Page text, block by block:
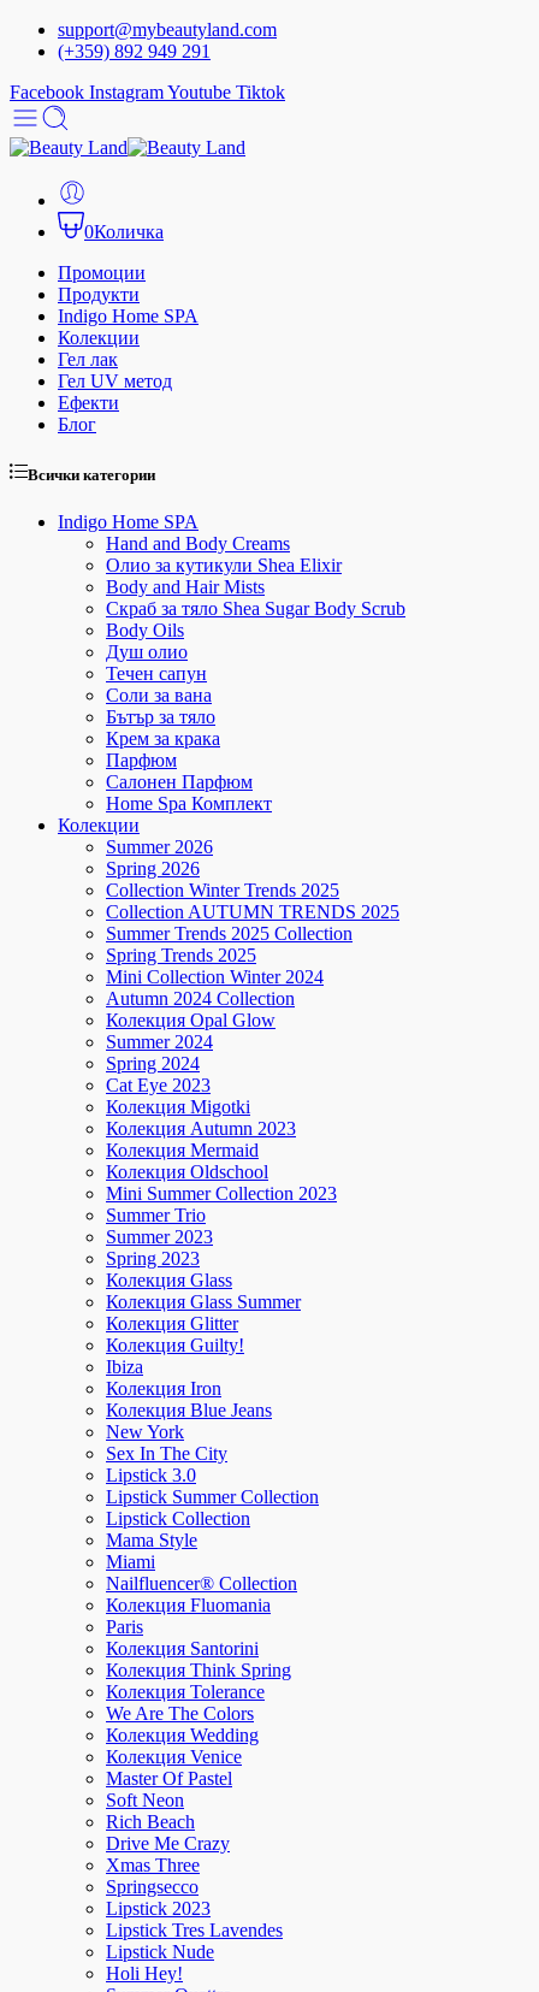
support@mybeautyland.com
(+359) 892 949 291
Facebook InstagramYoutube Tiktok
0Количка
Промоции
Продукти
Indigo Home SPA
Колекции
Гел лак
Гел UV метод
Ефекти
Блог
Всички категории
Indigo Home SPA
Hand and Body Creams
Олио за кутикули Shea Elixir
Body and Hair Mists
Скраб за тяло Shea Sugar Body Scrub
Body Oils
Душ олио
Течен сапун
Соли за вана
Бътър за тяло
Крем за крака
Парфюм
Салонен Парфюм
Home Spa Комплект
Колекции
Summer 2026
Spring 2026
Collection Winter Trends 2025
Collection AUTUMN TRENDS 2025
Summer Trends 2025 Collection
Spring Trends 2025
Mini Collection Winter 2024
Autumn 2024 Collection
Колекция Opal Glow
Summer 2024
Spring 2024
Cat Eye 2023
Колекция Migotki
Колекция Autumn 2023
Колекция Mermaid
Колекция Oldschool
Mini Summer Collection 2023
Summer Trio
Summer 2023
Spring 2023
Колекция Glass
Колекция Glass Summer
Колекция Glitter
Колекция Guilty!
Ibiza
Колекция Iron
Колекция Blue Jeans
New York
Sex In The City
Lipstick 3.0
Lipstick Summer Collection
Lipstick Collection
Mama Style
Miami
Nailfluencer® Collection
Колекция Fluomania
Paris
Колекция Santorini
Колекция Think Spring
Колекция Tolerance
We Are The Colors
Колекция Wedding
Колекция Venice
Master Of Pastel
Soft Neon
Rich Beach
Drive Me Crazy
Xmas Three
Springsecco
Lipstick 2023
Lipstick Tres Lavendes
Lipstick Nude
Holi Hey!